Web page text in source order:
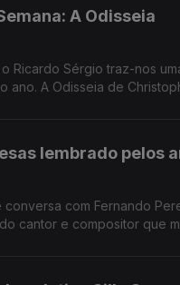
A Odisseia
o Ricardo Sérgio traz-nos
ano. A Odisseia de
lembrado pelos
conversa com Fernando
cantor e compositor que